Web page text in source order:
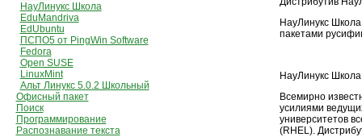
НауЛинукс Школа
EduMandriva
EdUbuntu
ПСПО5 от PingWin Software
Fedora
Open SUSE
LinuxMint
Альт Линукс 5.0.2 Школьный
Офисный пакет
Поиск
Программирование
Распознавание текста
НауЛинукс
пакетами
НауЛинукс
Всемирно
усилиями
университетов
(RHEL).